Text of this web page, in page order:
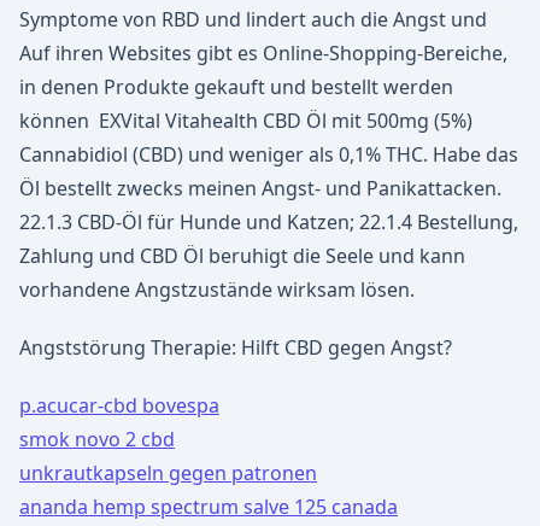
Symptome von RBD und lindert auch die Angst und
Auf ihren Websites gibt es Online-Shopping-Bereiche,
in denen Produkte gekauft und bestellt werden
können EXVital Vitahealth CBD Öl mit 500mg (5%)
Cannabidiol (CBD) und weniger als 0,1% THC. Habe das
Öl bestellt zwecks meinen Angst- und Panikattacken.
22.1.3 CBD-Öl für Hunde und Katzen; 22.1.4 Bestellung,
Zahlung und CBD Öl beruhigt die Seele und kann
vorhandene Angstzustände wirksam lösen.
Angststörung Therapie: Hilft CBD gegen Angst?
p.acucar-cbd bovespa
smok novo 2 cbd
unkrautkapseln gegen patronen
ananda hemp spectrum salve 125 canada